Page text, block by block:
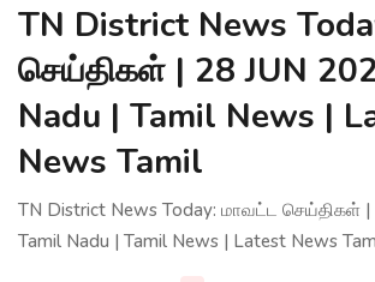
TN District News
செய்திகள் | 28 JUN
Nadu | Tamil News |
News Tamil
TN District News Today: மாவட்ட செய்திகள் |
Tamil Nadu | Tamil News | Latest News